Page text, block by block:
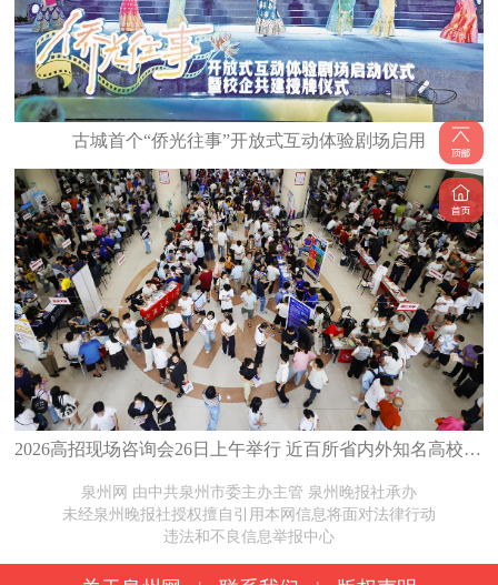
古城首个“侨光往事”开放式互动体验剧场启用
2026高招现场咨询会26日上午举行 近百所省内外知名高校齐聚泉州
泉州网 由中共泉州市委主办主管 泉州晚报社承办
未经泉州晚报社授权擅自引用本网信息将面对法律行动
违法和不良信息举报中心